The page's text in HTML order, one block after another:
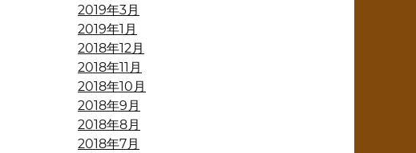
2019年3月
2019年1月
2018年12月
2018年11月
2018年10月
2018年9月
2018年8月
2018年7月